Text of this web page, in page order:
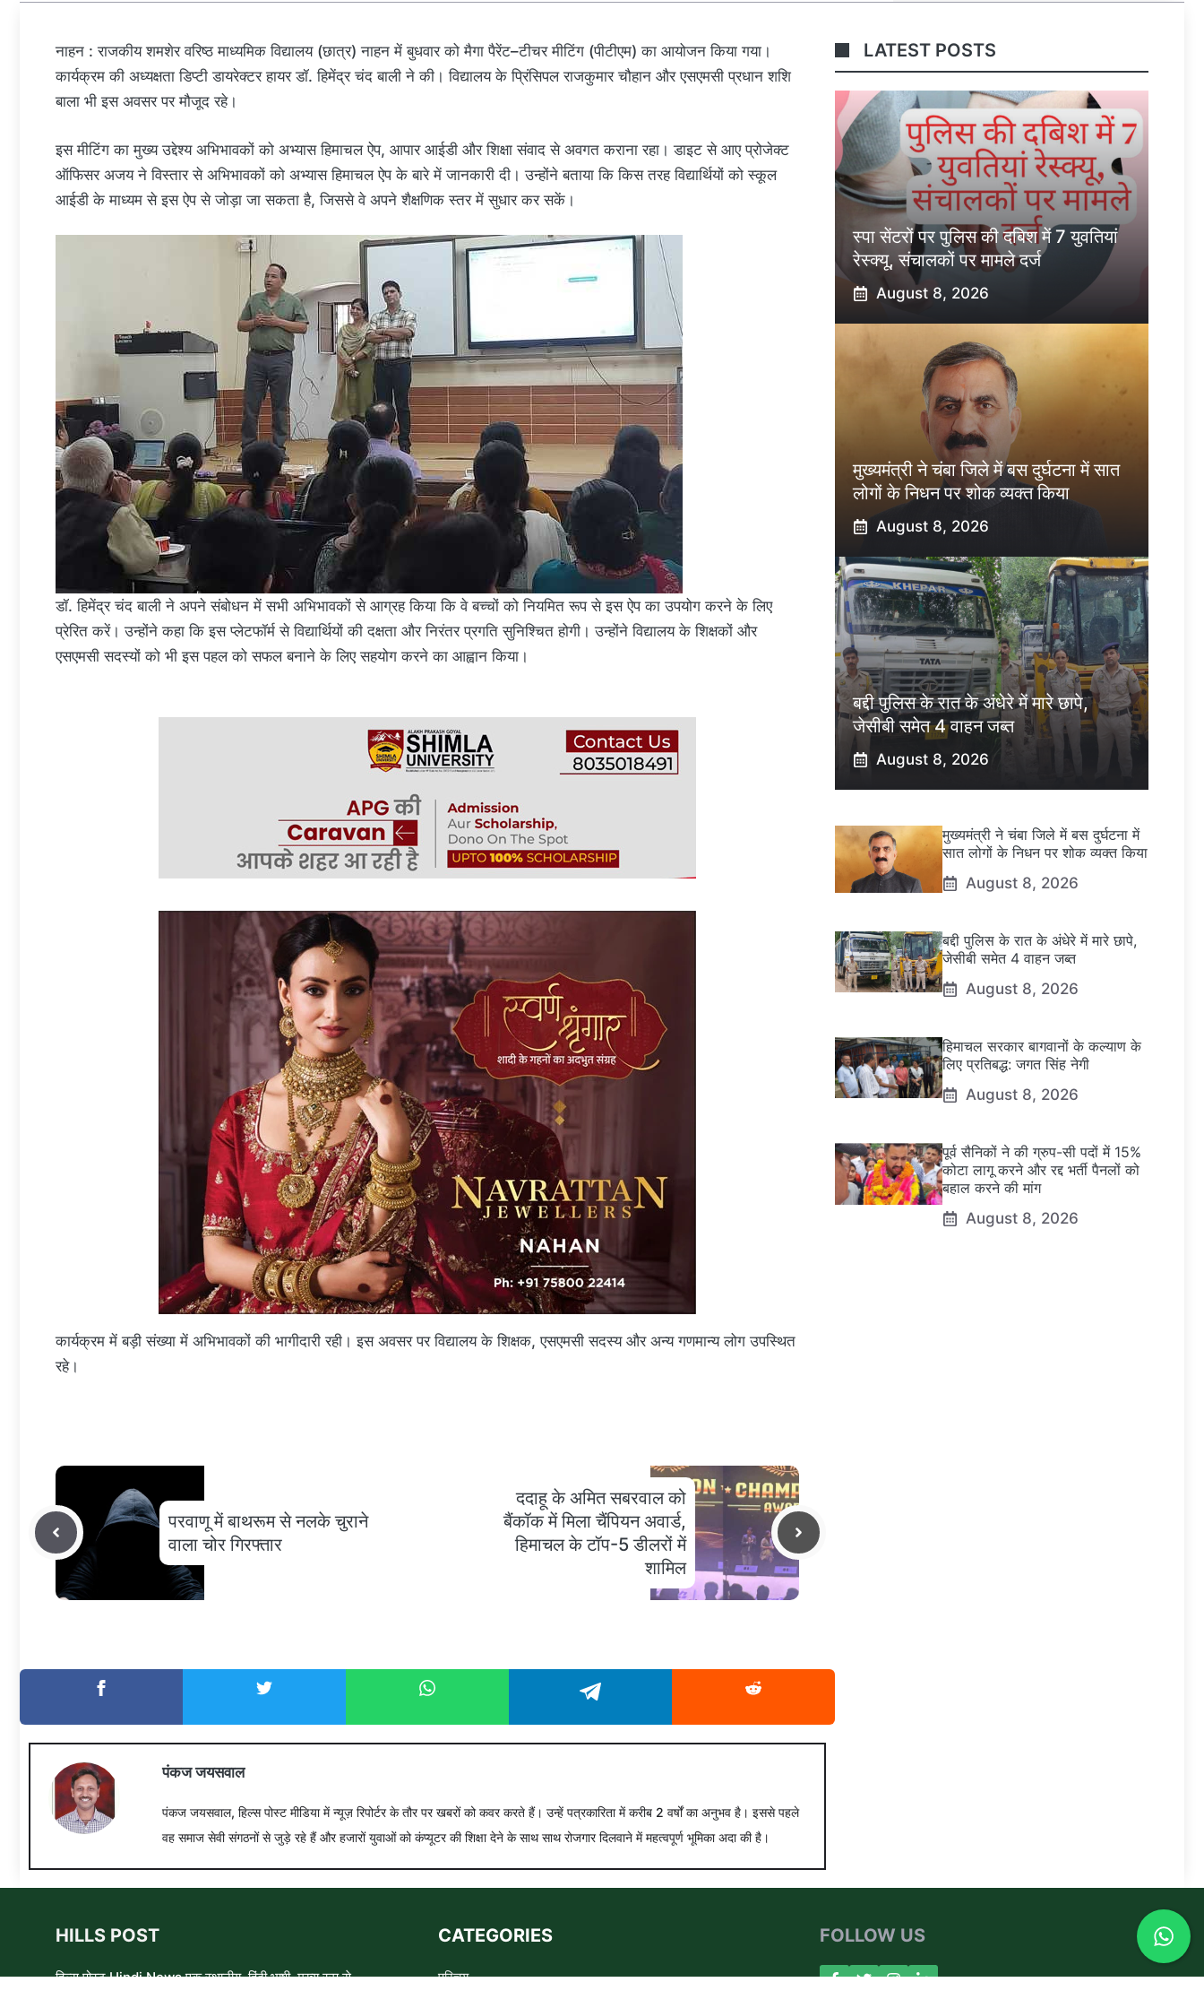
नाहन : राजकीय शमशेर वरिष्ठ माध्यमिक विद्यालय (छात्र) नाहन में बुधवार को मैगा पैरेंट–टीचर मीटिंग (पीटीएम) का आयोजन किया गया।
कार्यक्रम की अध्यक्षता डिप्टी डायरेक्टर हायर डॉ. हिमेंद्र चंद बाली ने की। विद्यालय के प्रिंसिपल राजकुमार चौहान और एसएमसी प्रधान शशि
बाला भी इस अवसर पर मौजूद रहे।
इस मीटिंग का मुख्य उद्देश्य अभिभावकों को अभ्यास हिमाचल ऐप, आपार आईडी और शिक्षा संवाद से अवगत कराना रहा। डाइट से आए प्रोजेक्ट
ऑफिसर अजय ने विस्तार से अभिभावकों को अभ्यास हिमाचल ऐप के बारे में जानकारी दी। उन्होंने बताया कि किस तरह विद्यार्थियों को स्कूल
आईडी के माध्यम से इस ऐप से जोड़ा जा सकता है, जिससे वे अपने शैक्षणिक स्तर में सुधार कर सकें।
डॉ. हिमेंद्र चंद बाली ने अपने संबोधन में सभी अभिभावकों से आग्रह किया कि वे बच्चों को नियमित रूप से इस ऐप का उपयोग करने के लिए
प्रेरित करें। उन्होंने कहा कि इस प्लेटफॉर्म से विद्यार्थियों की दक्षता और निरंतर प्रगति सुनिश्चित होगी। उन्होंने विद्यालय के शिक्षकों और
एसएमसी सदस्यों को भी इस पहल को सफल बनाने के लिए सहयोग करने का आह्वान किया।
कार्यक्रम में बड़ी संख्या में अभिभावकों की भागीदारी रही। इस अवसर पर विद्यालय के शिक्षक, एसएमसी सदस्य और अन्य गणमान्य लोग उपस्थित
रहे।
परवाणू में बाथरूम से नलके चुराने
वाला चोर गिरफ्तार
ददाहू के अमित सबरवाल को
बैंकॉक में मिला चैंपियन अवार्ड,
हिमाचल के टॉप-5 डीलरों में
शामिल
पंकज जयसवाल
पंकज जयसवाल, हिल्स पोस्ट मीडिया में न्यूज़ रिपोर्टर के तौर पर खबरों को कवर करते हैं। उन्हें पत्रकारिता में करीब 2 वर्षों का अनुभव है। इससे पहले
वह समाज सेवी संगठनों से जुड़े रहे हैं और हजारों युवाओं को कंप्यूटर की शिक्षा देने के साथ साथ रोजगार दिलवाने में महत्वपूर्ण भूमिका अदा की है।
LATEST POSTS
स्पा सेंटरों पर पुलिस की दबिश में 7 युवतियां
रेस्क्यू, संचालकों पर मामले दर्ज
August 8, 2026
मुख्यमंत्री ने चंबा जिले में बस दुर्घटना में सात
लोगों के निधन पर शोक व्यक्त किया
August 8, 2026
बद्दी पुलिस के रात के अंधेरे में मारे छापे,
जेसीबी समेत 4 वाहन जब्त
August 8, 2026
मुख्यमंत्री ने चंबा जिले में बस दुर्घटना में
सात लोगों के निधन पर शोक व्यक्त किया
August 8, 2026
बद्दी पुलिस के रात के अंधेरे में मारे छापे,
जेसीबी समेत 4 वाहन जब्त
August 8, 2026
हिमाचल सरकार बागवानों के कल्याण के
लिए प्रतिबद्ध: जगत सिंह नेगी
August 8, 2026
पूर्व सैनिकों ने की ग्रुप-सी पदों में 15%
कोटा लागू करने और रद्द भर्ती पैनलों को
बहाल करने की मांग
August 8, 2026
HILLS POST
हिल्स पोस्ट Hindi News एक स्थानीय, हिंदी भाषी, मुख्य रूप से
CATEGORIES
परिचय
FOLLOW US